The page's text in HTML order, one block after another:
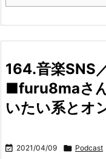
164.音楽SNS
■furu8maさ
いたい系とオ
 2021/04/09  Podcast